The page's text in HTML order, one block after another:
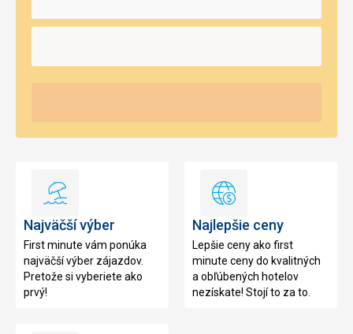
Najväčší
Najväčší výber
First minute vám ponúka
najväčší výber zájazdov.
Pretože si vyberiete ako
prvý!
Najlepšie
Najlepšie ceny
Lepšie ceny ako first
minute ceny do kvalitných
a obľúbených hotelov
nezískate! Stojí to za to.